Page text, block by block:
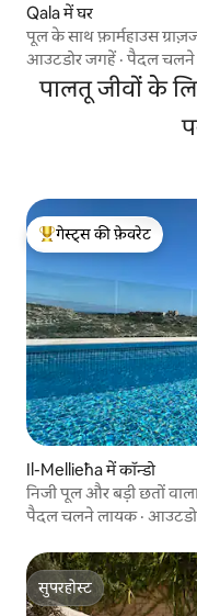
Qala में घर
पूल के साथ फ़ार्महाउस
आउटडोर जगहें ·पैदल चलने
पालतू जीवों के
गेस्ट्स का टॉप फ़ेवरेट
गेस्ट्स की फ़ेवरेट
Il-Mellieħa में कॉन्डो
निजी पूल और बड़ी छतों
पैदल चलने लायक·
सुपरहोस्ट
सुपरहोस्ट